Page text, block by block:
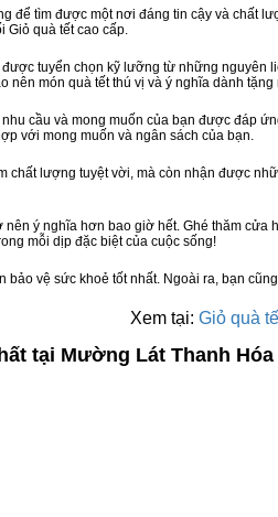
để tìm được một nơi đáng tin cậy và chất
Giỏ quà tết cao cấp.
tuyển chọn kỹ lưỡng từ những nguyên
nên món quà tết thú vị và ý nghĩa dành
cầu và mong muốn của bạn được đáp
với mong muốn và ngân sách của bạn.
lượng tuyệt vời, mà còn nhận được
nên ý nghĩa hơn bao giờ hết. Ghé thăm
mỗi dịp đặc biệt của cuộc sống!
bảo vệ sức khoẻ tốt nhất. Ngoài ra, bạn
Xem tại: Giỏ quà
tại Mường Lát Thanh Hóa